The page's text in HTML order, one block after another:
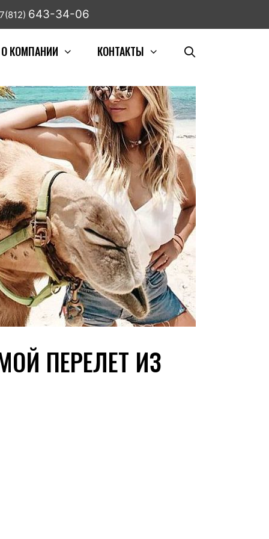
643-34-06
О КОМПАНИИ КОНТАКТЫ
ПЕРЕЛЕТ ИЗ